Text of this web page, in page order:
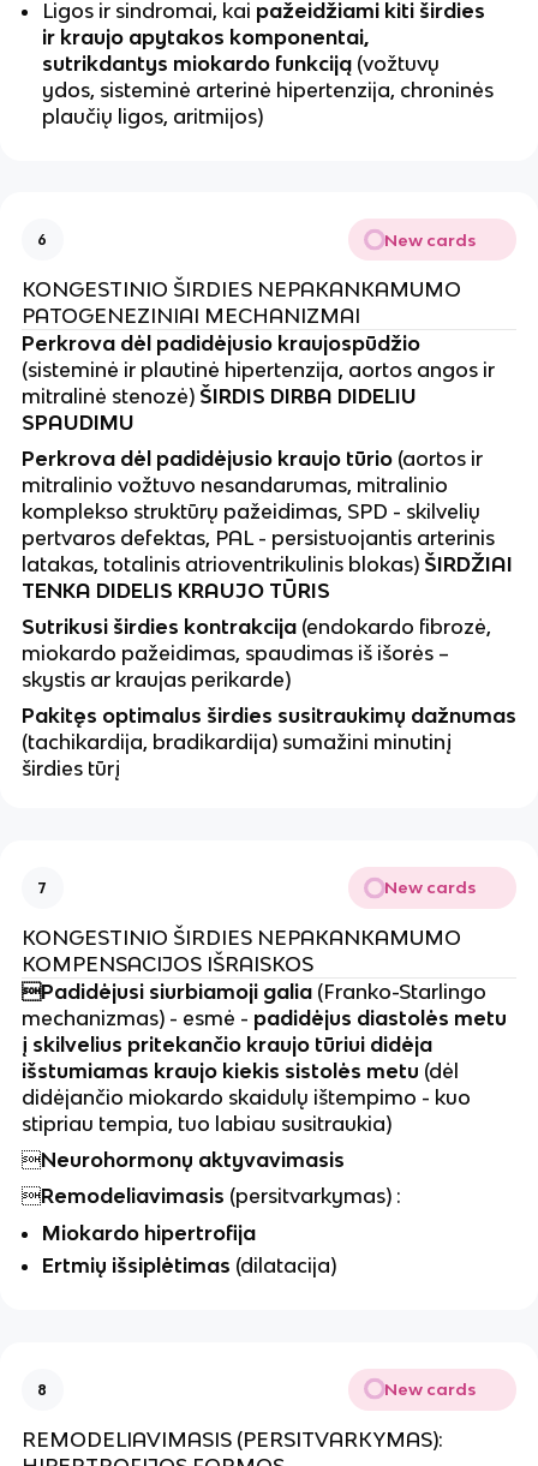
Ligos ir sindromai, kai pažeidžiami kiti širdies
ir kraujo apytakos komponentai,
sutrikdantys miokardo funkciją (vožtuvų
ydos, sisteminė arterinė hipertenzija, chroninės
plaučių ligos, aritmijos)
6 New cards
KONGESTINIO ŠIRDIES NEPAKANKAMUMO
PATOGENEZINIAI MECHANIZMAI
Perkrova dėl padidėjusio kraujospūdžio
(sisteminė ir plautinė hipertenzija, aortos angos ir
mitralinė stenozė) ŠIRDIS DIRBA DIDELIU
SPAUDIMU
Perkrova dėl padidėjusio kraujo tūrio (aortos ir
mitralinio vožtuvo nesandarumas, mitralinio
komplekso struktūrų pažeidimas, SPD - skilvelių
pertvaros defektas, PAL - persistuojantis arterinis
latakas, totalinis atrioventrikulinis blokas) ŠIRDŽIAI
TENKA DIDELIS KRAUJO TŪRIS
Sutrikusi širdies kontrakcija(endokardo fibrozė,
miokardo pažeidimas, spaudimas iš išorės –
skystis ar kraujas perikarde)
Pakitęs optimalus širdies susitraukimų dažnumas
(tachikardija, bradikardija) sumažini minutinį
širdies tūrį
7 New cards
KONGESTINIO ŠIRDIES NEPAKANKAMUMO
KOMPENSACIJOS IŠRAISKOS
Padidėjusi siurbiamoji galia (Franko-Starlingo
mechanizmas) - esmė - padidėjus diastolės metu
į skilvelius pritekančio kraujo tūriui didėja
išstumiamas kraujo kiekis sistolės metu (dėl
didėjančio miokardo skaidulų ištempimo - kuo
stipriau tempia, tuo labiau susitraukia)
Neurohormonų aktyvavimasis
Remodeliavimasis (persitvarkymas) :
Miokardo hipertrofija
Ertmių išsiplėtimas (dilatacija)
8 New cards
REMODELIAVIMASIS (PERSITVARKYMAS):